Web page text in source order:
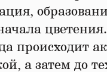
происходит
а затем до